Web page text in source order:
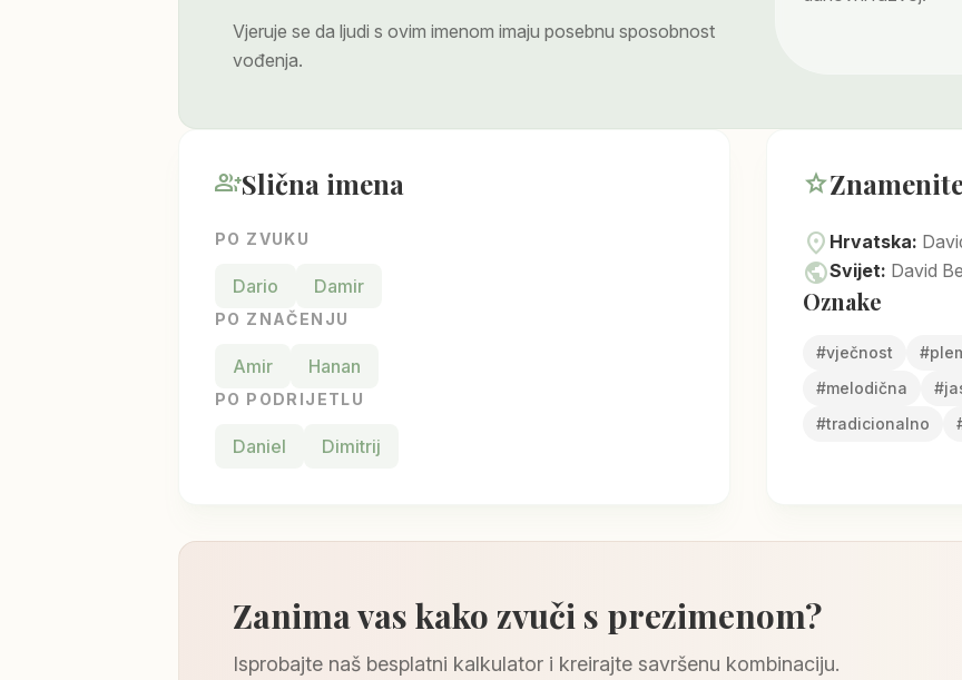
Vjeruje se da ljudi s ovim imenom imaju posebnu sposobnost
vođenja.
group_addSlična imena
PO ZVUKU
Dario Damir
PO ZNAČENJU
Amir Hanan
PO PODRIJETLU
Daniel Dimitrij
star
location_on Hrvatska:
publicSvijet: David
Oznake
#vječnost #
#melodična #
#tradicionalno
Zanima vas kako zvuči s prezimenom?
Isprobajte naš besplatni kalkulator i kreirajte savršenu kombinaciju.